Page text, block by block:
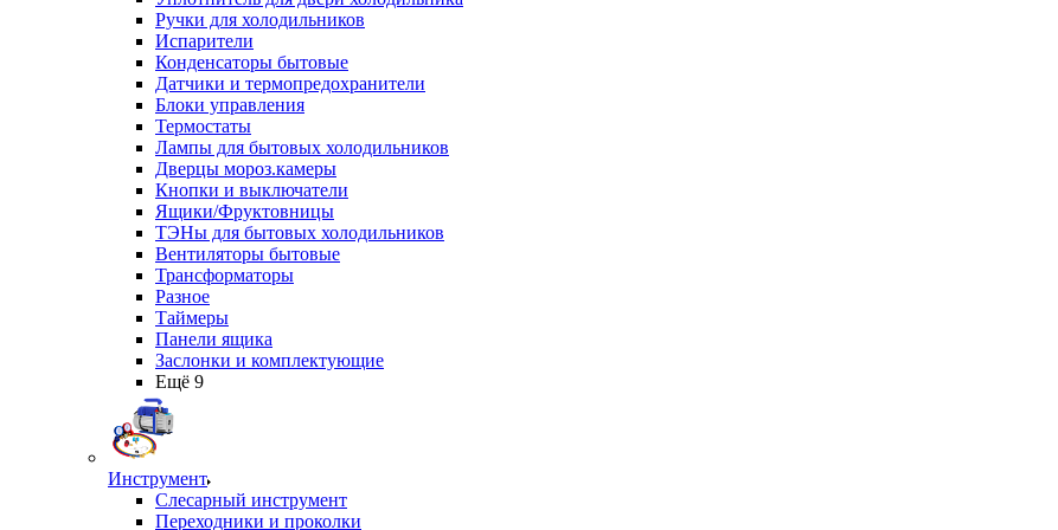
Ручки для холодильников
Испарители
Конденсаторы бытовые
Датчики и термопредохранители
Блоки управления
Термостаты
Лампы для бытовых холодильников
Дверцы мороз.камеры
Кнопки и выключатели
Ящики/Фруктовницы
ТЭНы для бытовых холодильников
Вентиляторы бытовые
Трансформаторы
Разное
Таймеры
Панели ящика
Заслонки и комплектующие
Ещё 9
Инструмент
Слесарный инструмент
Переходники и проколки